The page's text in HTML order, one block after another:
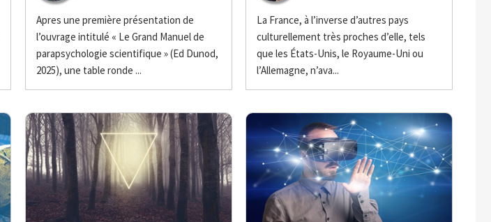
Apres une première présentation de
l’ouvrage intitulé « Le Grand Manuel de
parapsychologie scientifique » (Ed Dunod,
2025), une table ronde ...
La France, à l’inverse d’autres pays
culturellement très proches d’elle, tels
que les États-Unis, le Royaume-Uni ou
l’Allemagne, n’ava...